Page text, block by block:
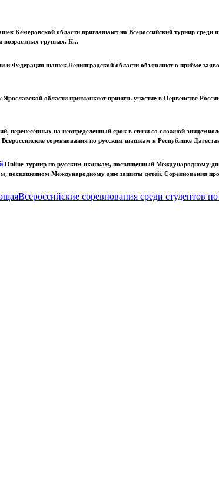
Кемеровской области приглашают на Всероссийский турнир
возрастных группах. К...
и Федерация шашек Ленинградской области объявляют о приёме
области приглашают принять участие в Первенстве
перенесённых на неопределенный срок в связи со сложной
соревнования по русским шашкам в Республике
Online-турнир по русским шашкам, посвященный Международному
посвященном Международному дню защиты детей. Соревнования
Всероссийские соревнования среди студентов